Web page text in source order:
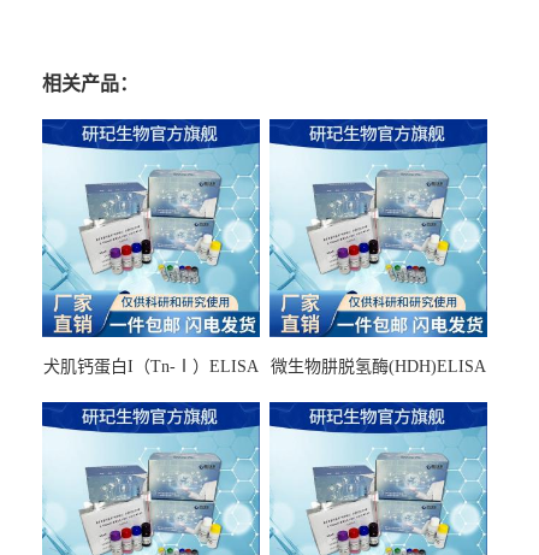
相关产品：
犬肌钙蛋白I（Tn-Ⅰ）ELISA
微生物肼脱氢酶(HDH)ELISA